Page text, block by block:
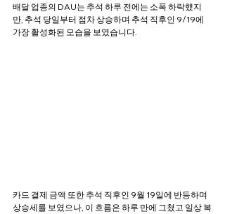
배달 업종의 DAU는 추석 하루 전에는 소폭 하락했지
만, 추석 당일부터 점차 상승하며 추석 직후인 9/19에
가장 활성화된 모습을 보였습니다.
카드 결제 금액 또한 추석 직후인 9월 19일에 반등하며
상승세를 보였으나, 이 흐름은 하루 만에 그쳤고 일상 복